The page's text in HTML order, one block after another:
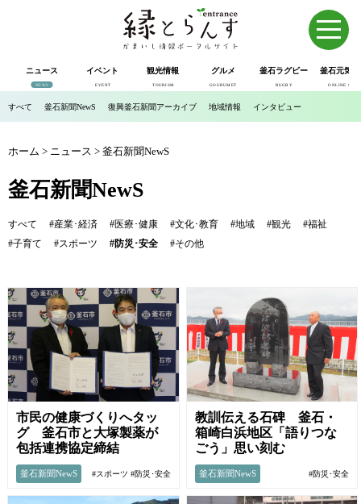
ニュース
NEWS
イベント
EVENT
観光情報
TOURISM
グルメ
GOURUMET
釜石ラグビー
RUGBY
釜石元気
ONLINE SHOP
すべて 釜石新聞NewS 復興釜石新聞アーカイブ 地域情報 インタビュー
ホーム > ニュース > 釜石新聞NewS
釜石新聞NewS
すべて #産業･経済 #医療･健康 #文化･教育 #地域 #観光
#福祉
#子育て
#スポーツ #防災･安全 #その他
市民の健康づくりへタッ
グ 釜石市と大塚製薬が
包括連携協定締結
釜石新聞NewS #スポーツ #防災･安全
教訓伝える石碑 釜石・
箱崎白浜地区「語りつな
ごう」思い刻む
釜石新聞NewS #防災･安全